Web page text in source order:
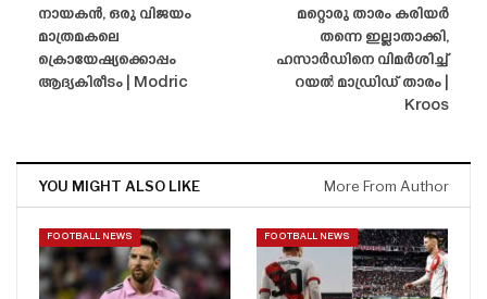
നായകൻ, ഒരു വിജയം
മാത്രമകലെ
ക്രൊയേഷ്യക്കൊപ്പം
ആദ്യകിരീടം | Modric
മറ്റൊരു താരം കരിയർ
തന്നെ ഇല്ലാതാക്കി,
ഹസാർഡിനെ വിമർശിച്ച്
റയൽ മാഡ്രിഡ് താരം |
Kroos
YOU MIGHT ALSO LIKE More From Author
FOOTBALL NEWS FOOTBALL NEWS